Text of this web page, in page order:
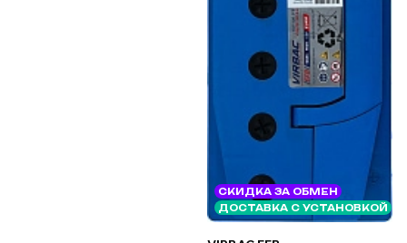
СКИДКА ЗА ОБМЕН
ДОСТАВКА С УСТАНОВКОЙ